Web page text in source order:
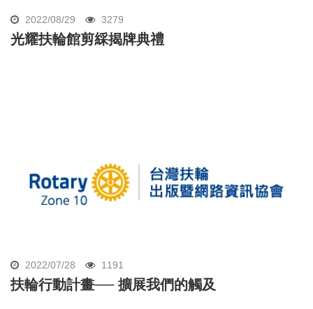
2022/08/29 3279
光耀扶輪館剪綵揭牌典禮
2022/07/28 1191
扶輪行動計畫── 擴展我們的觸及